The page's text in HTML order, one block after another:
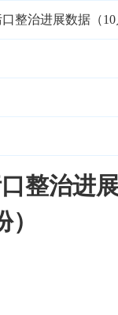
整治进展数据（
整治进
）